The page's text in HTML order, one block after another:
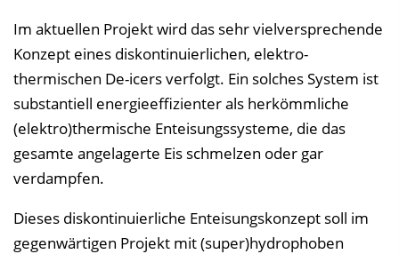
Im aktuellen Projekt wird das sehr vielversprechende
Konzept eines diskontinuierlichen, elektro-
thermischen De-icers verfolgt. Ein solches System ist
substantiell energieeffizienter als herkömmliche
(elektro)thermische Enteisungssysteme, die das
gesamte angelagerte Eis schmelzen oder gar
verdampfen.
Dieses diskontinuierliche Enteisungskonzept soll im
gegenwärtigen Projekt mit (super)hydrophoben